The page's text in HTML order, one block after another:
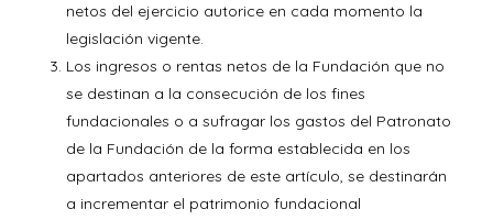
netos del ejercicio autorice en cada momento la
legislación vigente.
Los ingresos o rentas netos de la Fundación que no
se destinan a la consecución de los fines
fundacionales o a sufragar los gastos del Patronato
de la Fundación de la forma establecida en los
apartados anteriores de este artículo, se destinarán
a incrementar el patrimonio fundacional